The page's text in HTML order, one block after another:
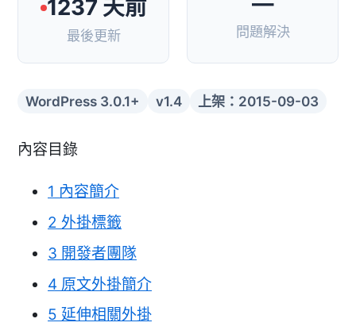
1237 天前
最後更新 問題解決
WordPress 3.0.1+ v1.4 上架：2015-09-03
內容目錄
1 內容簡介
2 外掛標籤
3 開發者團隊
4 原文外掛簡介
5 延伸相關外掛